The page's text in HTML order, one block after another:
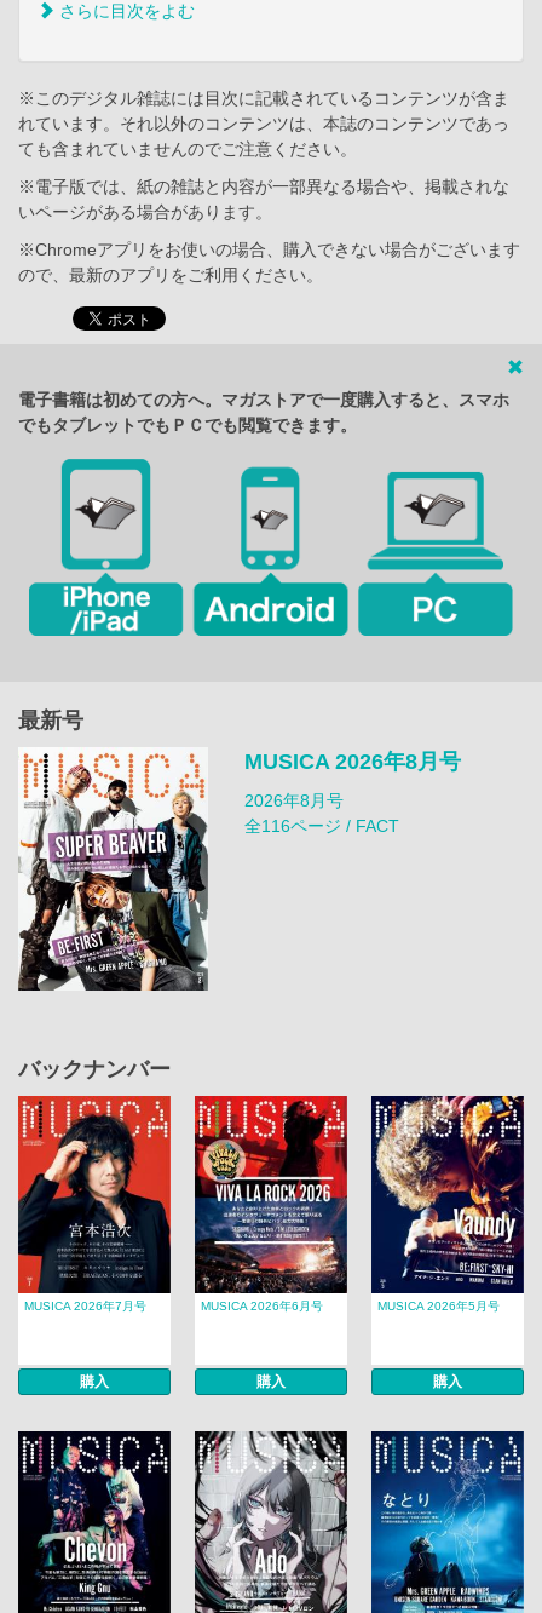
さらに目次をよむ
※このデジタル雑誌には目次に記載されているコンテンツが含ま
れています。それ以外のコンテンツは、本誌のコンテンツであっ
ても含まれていませんのでご注意ください。
※電子版では、紙の雑誌と内容が一部異なる場合や、掲載されな
いページがある場合があります。
※Chromeアプリをお使いの場合、購入できない場合がございます
ので、最新のアプリをご利用ください。
電子書籍は初めての方へ。マガストアで一度購入すると、スマホ
でもタブレットでもＰＣでも閲覧できます。
最新号
MUSICA 2026年8月号
2026年8月号
全116ページ / FACT
バックナンバー
MUSICA 2026年7月号
購入
MUSICA 2026年6月号
購入
MUSICA 2026年5月号
購入